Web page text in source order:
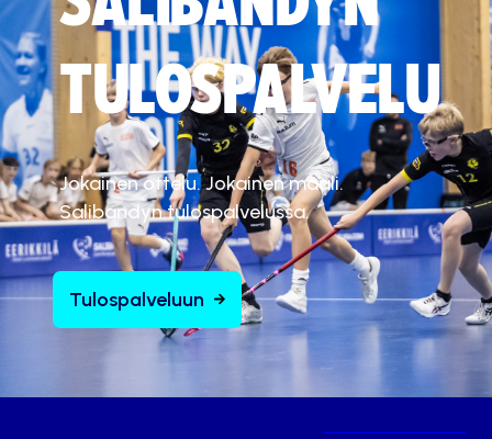
TULOSPALVELU
Jokainen ottelu. Jokainen maali.
Salibandyn tulospalvelussa.
Tulospalveluun